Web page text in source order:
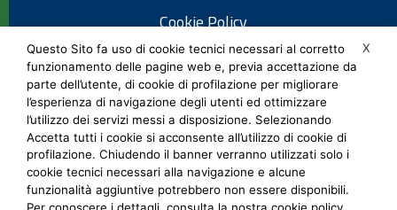
Cookie Policy
Informativa privacy
Note legali
Social Media Policy
X
Questo Sito fa uso di cookie tecnici necessari al corretto
funzionamento delle pagine web e, previa accettazione da
parte dell’utente, di cookie di profilazione per migliorare
l’esperienza di navigazione degli utenti ed ottimizzare
l’utilizzo dei servizi messi a disposizione. Selezionando
Accetta tutti i cookie si acconsente all’utilizzo di cookie di
profilazione. Chiudendo il banner verranno utilizzati solo i
cookie tecnici necessari alla navigazione e alcune
funzionalità aggiuntive potrebbero non essere disponibili.